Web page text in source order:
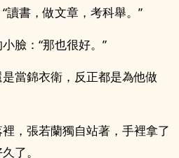
讀書，做文章，考科舉。”
臉：“那也很好。”
當錦衣衛，反正都是為他做
，張若蘭獨自站著，手裡拿了
了。